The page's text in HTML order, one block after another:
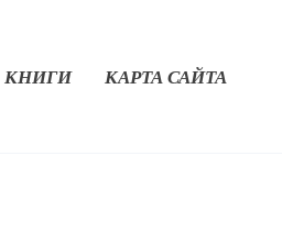
КНИГИ КАРТА САЙТА